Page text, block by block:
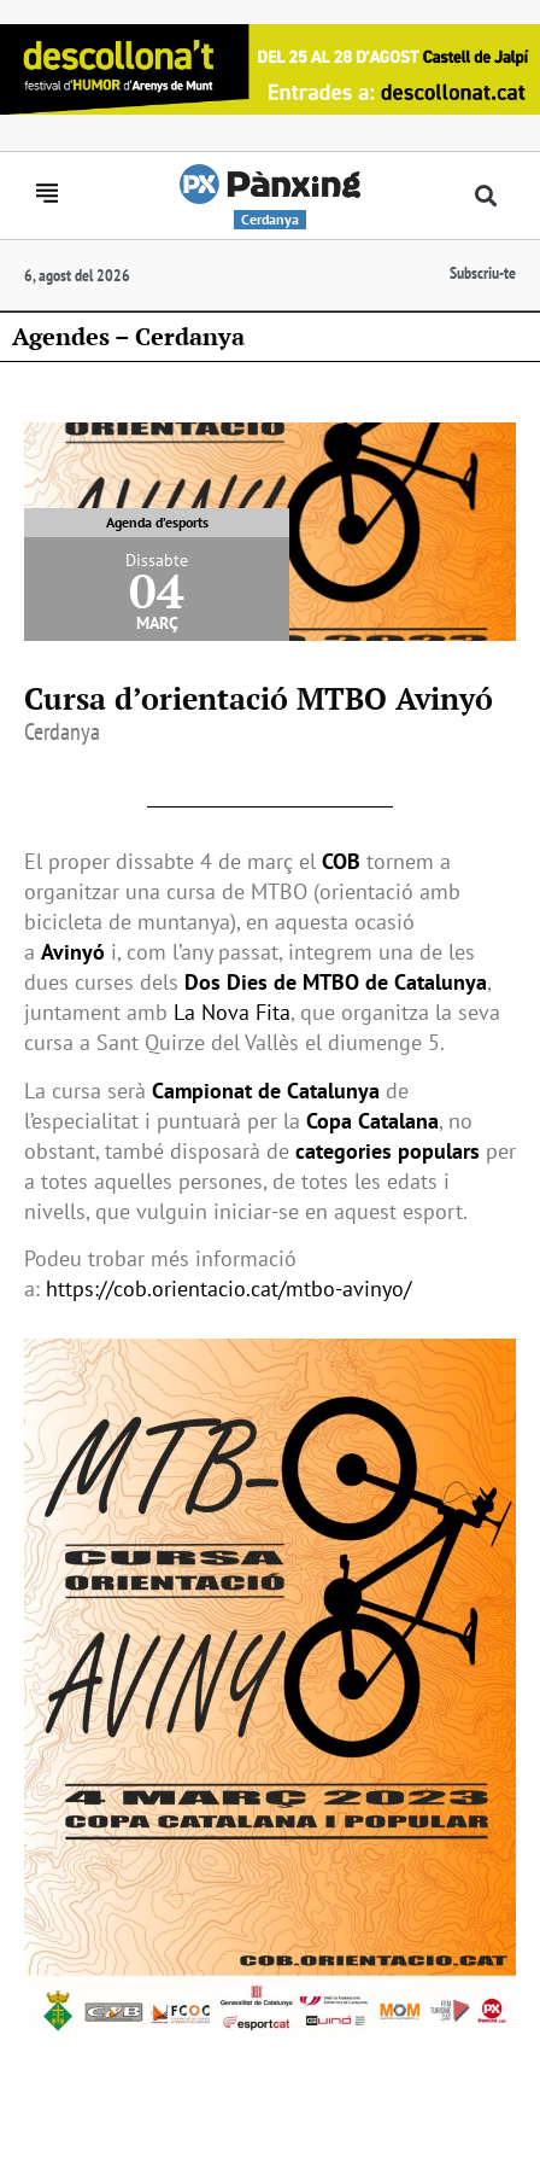
Cerdanya
6, agost del 2026 Subscriu-te
Agendes – Cerdanya
Agenda d’esports
Dissabte
04
març
Cursa d’orientació MTBO Avinyó
Cerdanya
El proper dissabte 4 de març el COB tornem a
organitzar una cursa de MTBO (orientació amb
bicicleta de muntanya), en aquesta ocasió
a Avinyó i, com l’any passat, integrem una de les
dues curses dels Dos Dies de MTBO de Catalunya,
juntament amb La Nova Fita, que organitza la seva
cursa a Sant Quirze del Vallès el diumenge 5.
La cursa serà Campionat de Catalunya de
l’especialitat i puntuarà per la Copa Catalana, no
obstant, també disposarà de categories populars per
a totes aquelles persones, de totes les edats i
nivells, que vulguin iniciar-se en aquest esport.
Podeu trobar més informació
a: https://cob.orientacio.cat/mtbo-avinyo/